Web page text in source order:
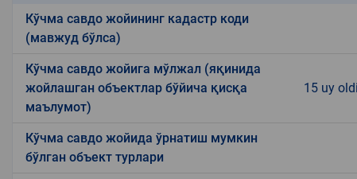
Кўчма савдо жойининг кадастр коди
(мавжуд бўлса)
Кўчма савдо жойига мўлжал (яқинида
жойлашган объектлар бўйича қисқа
маълумот)
15 uy oldi
Кўчма савдо жойида ўрнатиш мумкин
бўлган объект турлари